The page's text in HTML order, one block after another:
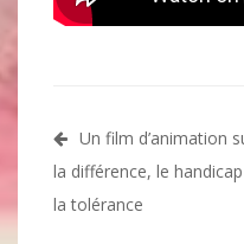
Navigation
de
l’article
Un film d’animation
la différence, le
la tolérance